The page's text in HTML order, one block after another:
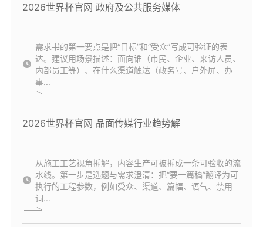
2026世界杯官网 政府及公共服务媒体
需求书的第一要点是把“目标”和“受众”写成可验证的表
达。建议用场景描述：面向谁（市民、企业、来访人员、
内部员工等）、在什么渠道触达（政务号、户外屏、办
事...
2026世界杯官网 品面传媒行业趋势解
从施工工艺视角拆解，内容生产可被拆成一条可验收的流
水线。第一步是选题与需求澄清：把“要一篇稿”翻译为可
执行的工程参数，例如受众、渠道、篇幅、语气、禁用
词...